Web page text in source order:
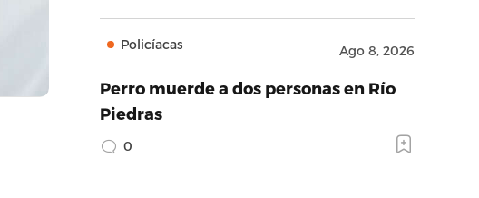
Policíacas Ago 8, 2026
Perro muerde a dos personas en Río
Piedras
0